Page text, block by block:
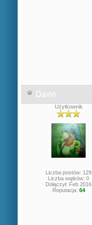
Davin
Użytkownik
Liczba postów: 129
Liczba wątków: 0
Dołączył: Feb 2016
Reputacja: 64